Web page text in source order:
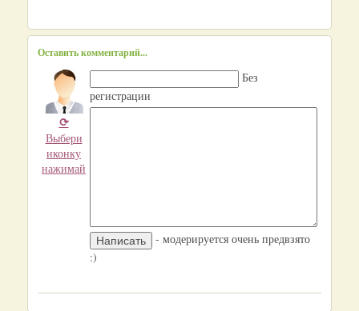
Оставить комментарий...
⟳
Выбери
иконку
нажимай
Без
регистрации
- модерируется очень предвзято
:)